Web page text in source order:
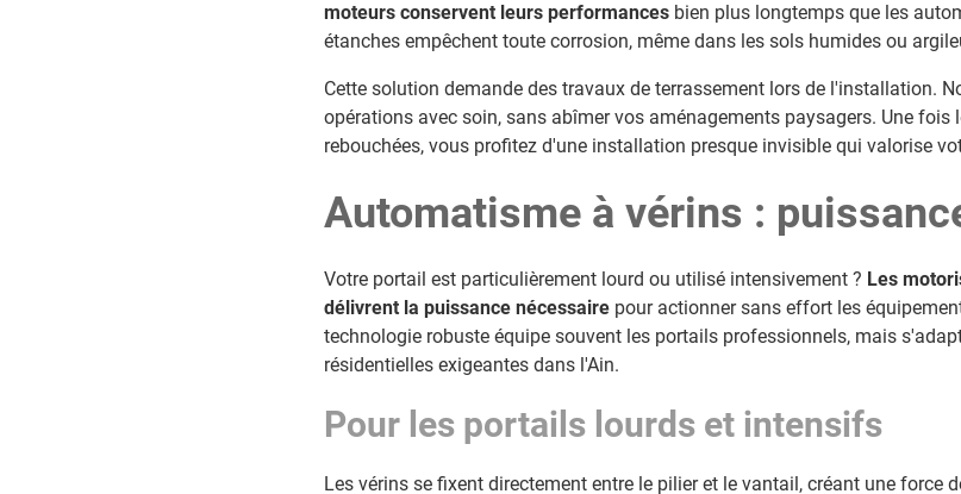
moteurs conservent leurs performances bien plus longtemps que les
étanches empêchent toute corrosion, même dans les sols humides ou
Cette solution demande des travaux de terrassement lors de l'installation.
opérations avec soin, sans abîmer vos aménagements paysagers. Une fois
rebouchées, vous profitez d'une installation presque invisible qui valorise
Automatisme à vérins :
Votre portail est particulièrement lourd ou utilisé intensivement ? Les
délivrent la puissance nécessaire pour actionner sans effort les
technologie robuste équipe souvent les portails professionnels, mais
résidentielles exigeantes dans l'Ain.
Pour les portails lourds et intensifs
Les vérins se fixent directement entre le pilier et le vantail, créant une force